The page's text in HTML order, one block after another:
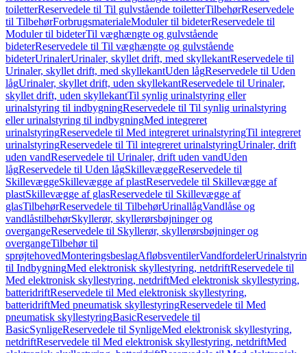
toiletterReservedele til Til gulvstående toiletterTilbehørReservedele
til TilbehørForbrugsmaterialeModuler til bideterReservedele til
Moduler til bideterTil væghængte og gulvstående
bideterReservedele til Til væghængte og gulvstående
bideterUrinalerUrinaler, skyllet drift, med skyllekantReservedele til
Urinaler, skyllet drift, med skyllekantUden lågReservedele til Uden
lågUrinaler, skyllet drift, uden skyllekantReservedele til Urinaler,
skyllet drift, uden skyllekantTil synlig urinalstyring eller
urinalstyring til indbygningReservedele til Til synlig urinalstyring
eller urinalstyring til indbygningMed integreret
urinalstyringReservedele til Med integreret urinalstyringTil integreret
urinalstyringReservedele til Til integreret urinalstyringUrinaler, drift
uden vandReservedele til Urinaler, drift uden vandUden
lågReservedele til Uden lågSkillevæggeReservedele til
SkillevæggeSkillevægge af plastReservedele til Skillevægge af
plastSkillevægge af glasReservedele til Skillevægge af
glasTilbehørReservedele til TilbehørUrinallågVandlåse og
vandlåstilbehørSkyllerør, skyllerørsbøjninger og
overgangeReservedele til Skyllerør, skyllerørsbøjninger og
overgangeTilbehør til
sprøjtehovedMonteringsbeslagAfløbsventilerVandfordeler
til IndbygningMed elektronisk skyllestyring, netdriftReservedele til
Med elektronisk skyllestyring, netdriftMed elektronisk skyllestyring,
batteridriftReservedele til Med elektronisk skyllestyring,
batteridriftMed pneumatisk skyllestyringReservedele til Med
pneumatisk skyllestyringBasicReservedele til
BasicSynligeReservedele til SynligeMed elektronisk skyllestyring,
netdriftReservedele til Med elektronisk skyllestyring, netdriftMed